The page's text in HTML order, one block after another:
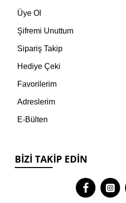
Üye Ol
Şifremi Unuttum
Sipariş Takip
Hediye Çeki
Favorilerim
Adreslerim
E-Bülten
BIZI TAKIP EDIN